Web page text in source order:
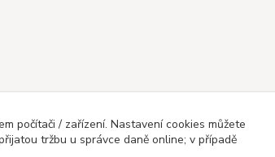
počítači / zařízení. Nastavení cookies můžete
tržbu u správce daně online; v případě